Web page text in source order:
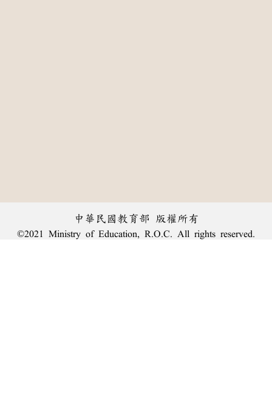
中華民國教育部 版權所有
©2021 Ministry of Education, R.O.C. All rights reserved.